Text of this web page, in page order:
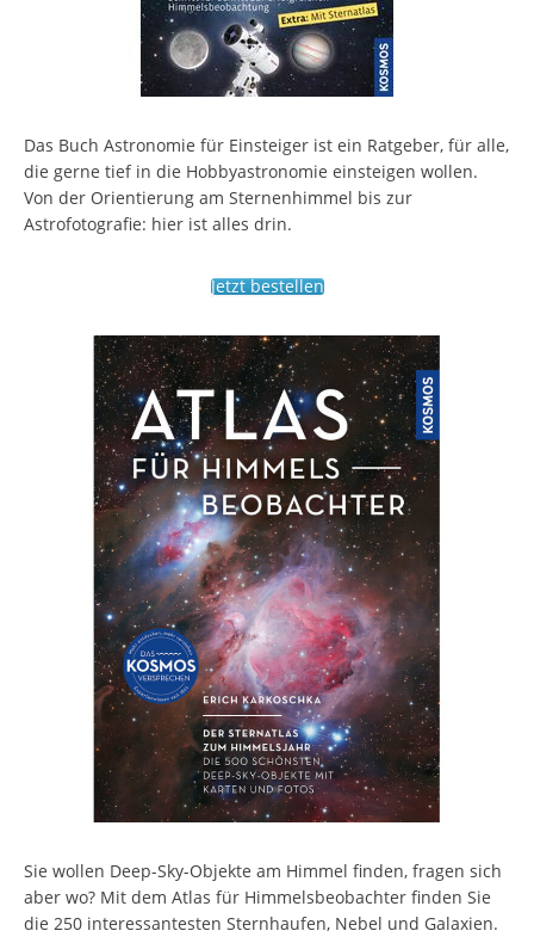
Das Buch Astronomie für Einsteiger ist ein Ratgeber, für alle,
die gerne tief in die Hobbyastronomie einsteigen wollen.
Von der Orientierung am Sternenhimmel bis zur
Astrofotografie: hier ist alles drin.
Jetzt bestellen
Sie wollen Deep-Sky-Objekte am Himmel finden, fragen sich
aber wo? Mit dem Atlas für Himmelsbeobachter finden Sie
die 250 interessantesten Sternhaufen, Nebel und Galaxien.